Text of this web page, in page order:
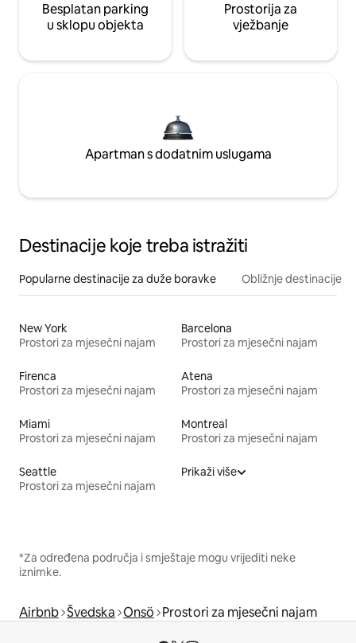
Besplatan parking
u sklopu objekta
Prostorija za
vježbanje
Apartman s dodatnim uslugama
Destinacije koje treba istražiti
Popularne destinacije za duže boravke Obližnje destinacije
New York
Prostori za mjesečni najam
Barcelona
Prostori za mjesečni najam
Firenca
Prostori za mjesečni najam
Atena
Prostori za mjesečni najam
Miami
Prostori za mjesečni najam
Montreal
Prostori za mjesečni najam
Seattle
Prostori za mjesečni najam
Prikaži više
*Za određena područja i smještaje mogu vrijediti neke
iznimke.
Airbnb Švedska Onsö Prostori za mjesečni najam